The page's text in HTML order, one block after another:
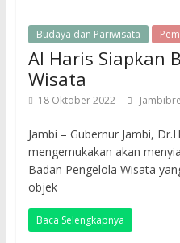
Budaya dan Pariwisata
Al Haris Siapkan
Wisata
18 Oktober 2022
Jambi – Gubernur Jambi,
mengemukakan akan
Badan Pengelola Wisata
objek
Baca Selengkapnya